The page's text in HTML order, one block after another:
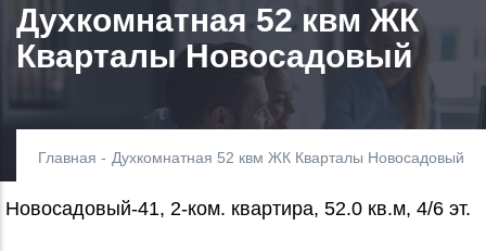
Духкомнатная 52 квм ЖК
Кварталы Новосадовый
Главная - Духкомнатная 52 квм ЖК Кварталы Новосадовый
Новосадовый-41, 2-ком. квартира, 52.0 кв.м, 4/6 эт.